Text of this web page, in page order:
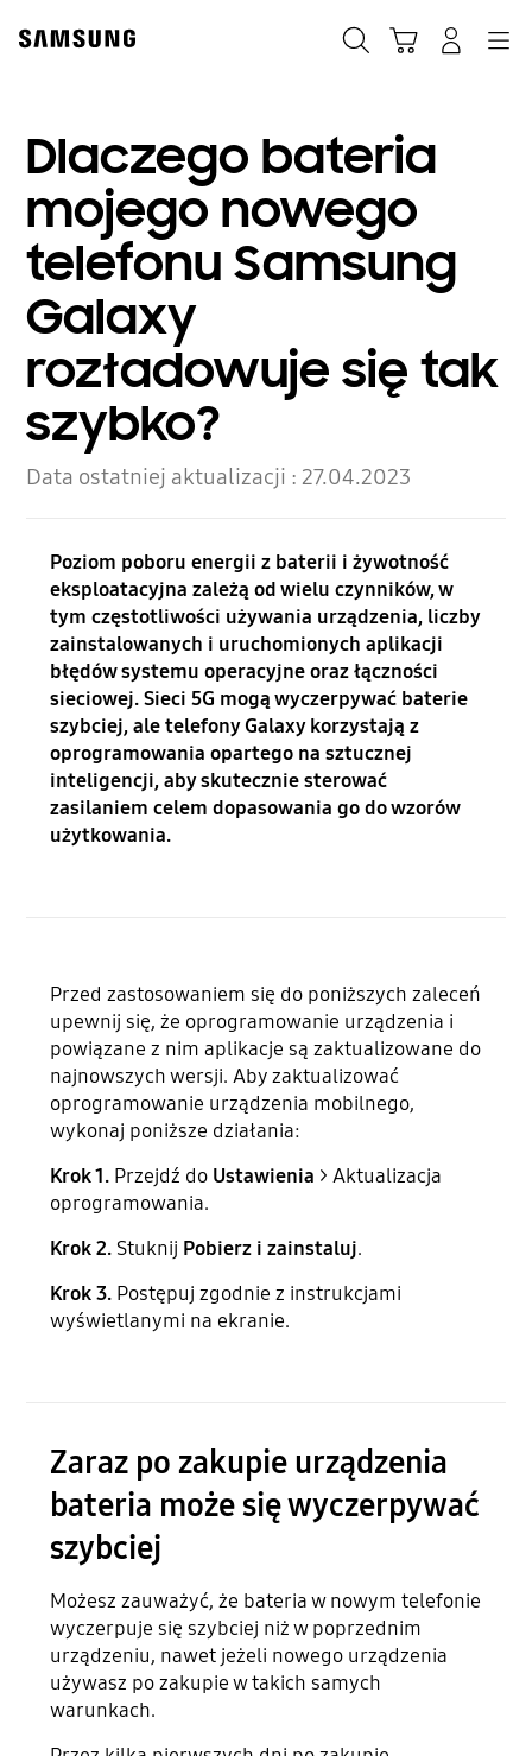
content
Dlaczego bateria
mojego nowego
telefonu Samsung
Galaxy
rozładowuje się tak
szybko?
Data ostatniej aktualizacji :27.04.2023
Poziom poboru energii z baterii i żywotność
eksploatacyjna zależą od wielu czynników, w
tym częstotliwości używania urządzenia, liczby
zainstalowanych i uruchomionych aplikacji
błędów systemu operacyjne oraz łączności
sieciowej. Sieci 5G mogą wyczerpywać baterie
szybciej, ale telefony Galaxy korzystają z
oprogramowania opartego na sztucznej
inteligencji, aby skutecznie sterować
zasilaniem celem dopasowania go do wzorów
użytkowania.
Przed zastosowaniem się do poniższych zaleceń
upewnij się, że oprogramowanie urządzenia i
powiązane z nim aplikacje są zaktualizowane do
najnowszych wersji. Aby zaktualizować
oprogramowanie urządzenia mobilnego,
wykonaj poniższe działania:
Krok 1. Przejdź do Ustawienia > Aktualizacja
oprogramowania.
Krok 2. Stuknij Pobierz i zainstaluj.
Krok 3. Postępuj zgodnie z instrukcjami
wyświetlanymi na ekranie.
Zaraz po zakupie urządzenia
bateria może się wyczerpywać
szybciej
Możesz zauważyć, że bateria w nowym telefonie
wyczerpuje się szybciej niż w poprzednim
urządzeniu, nawet jeżeli nowego urządzenia
używasz po zakupie w takich samych
warunkach.